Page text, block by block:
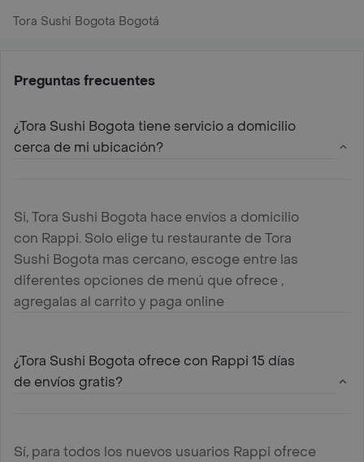
Tora Sushi Bogota Bogotá
Preguntas frecuentes
¿Tora Sushi Bogota tiene servicio a domicilio
cerca de mi ubicación?
Si, Tora Sushi Bogota hace envíos a domicilio
con Rappi. Solo elige tu restaurante de Tora
Sushi Bogota mas cercano, escoge entre las
diferentes opciones de menú que ofrece ,
agregalas al carrito y paga online
¿Tora Sushi Bogota ofrece con Rappi 15 días
de envíos gratis?
Sí, para todos los nuevos usuarios Rappi ofrece